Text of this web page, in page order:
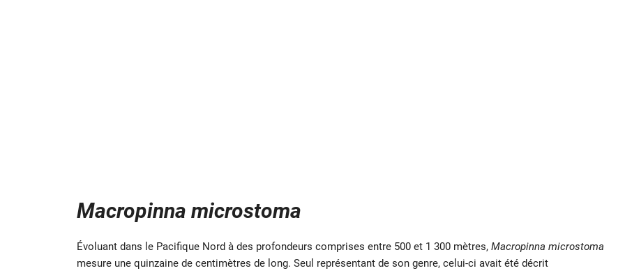
Macropinna microstoma
Évoluant dans le Pacifique Nord à des profondeurs comprises entre 500 et 1 300 mètres, Macropinna microstoma
mesure une quinzaine de centimètres de long. Seul représentant de son genre, celui-ci avait été décrit